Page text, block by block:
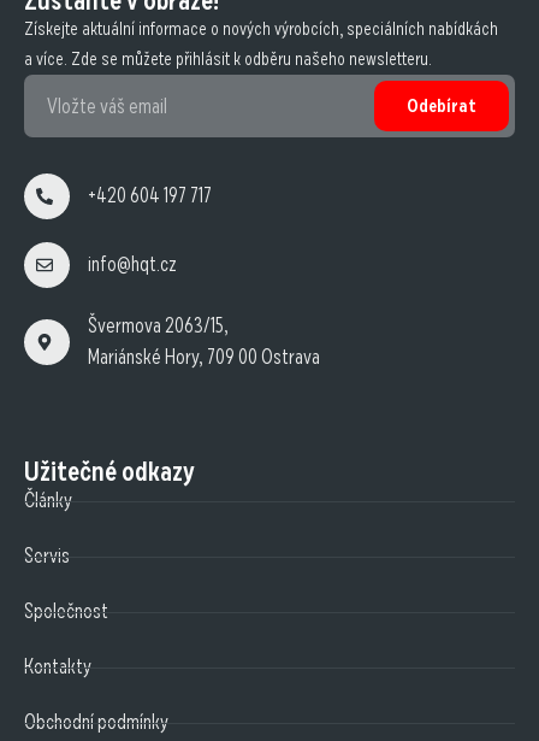
Získejte aktuální informace o nových výrobcích, speciálních nabídkách
a více. Zde se můžete přihlásit k odběru našeho newsletteru.
Odebírat
+420 604 197 717
info@hqt.cz
Švermova 2063/15,
Mariánské Hory, 709 00 Ostrava
Užitečné odkazy
Články
Servis
Společnost
Kontakty
Obchodní podmínky